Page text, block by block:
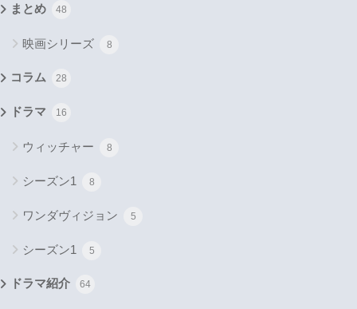
まとめ 48
映画シリーズ 8
コラム 28
ドラマ 16
ウィッチャー 8
シーズン1 8
ワンダヴィジョン 5
シーズン1 5
ドラマ紹介 64